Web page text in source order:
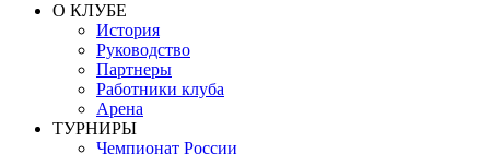
О КЛУБЕ
История
Руководство
Партнеры
Работники клуба
Арена
ТУРНИРЫ
Чемпионат России